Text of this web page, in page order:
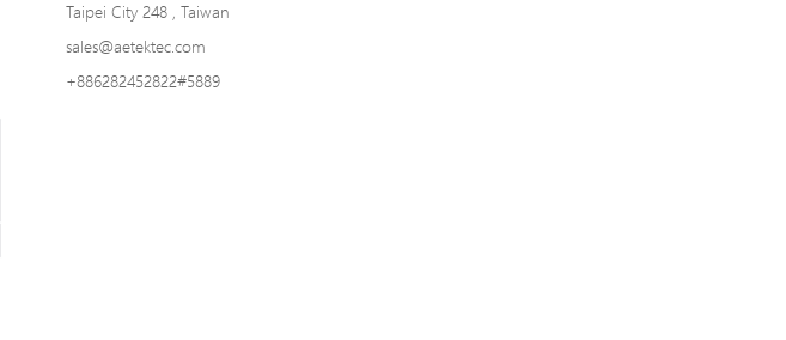
Taipei City 248 , Taiwan
sales@aetektec.com
+886282452822#5889